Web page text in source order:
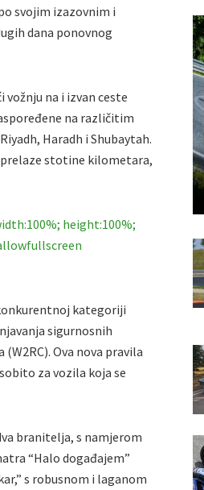
svojim izazovnim i
dana ponovnog
na i izvan ceste
na različitim
Haradh i Shubaytah.
prelaze stotine kilometara,
height:100%;
kategoriji
sigurnosnih
Ova nova pravila
za vozila koja se
branitelja, s namjerom
“Halo događajem”
s robusnom i laganom